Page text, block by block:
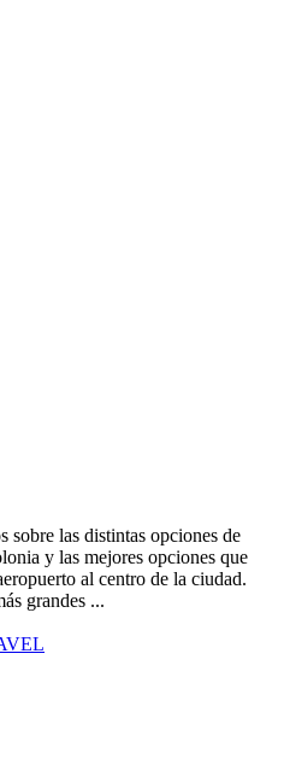
sobre las distintas opciones de
y las mejores opciones que
al centro de la ciudad.
grandes ...